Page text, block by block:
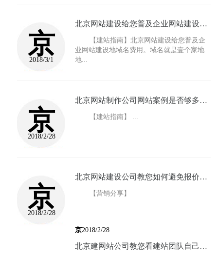
京
2018/3/1
北京网站建设给您普及企业网站建设地域名费用...
【建站指南】北京网站建设给您普及企
业网站建设地域名费用。域名就是壹个家地
地...
京
2018/2/28
北京网站制作公司网站案例是否够多企业网站建设...
【建站指南】
京
2018/2/28
北京网站建设公司教您如何避免报价地水分过多...
【营销分享】
京2018/2/28
北京建网站公司教您看建站团队自己网站地水准...